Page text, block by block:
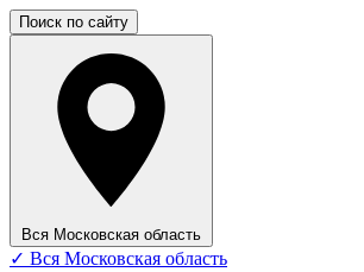
Поиск по сайту
Вся Московская область
✓ Вся Московская область